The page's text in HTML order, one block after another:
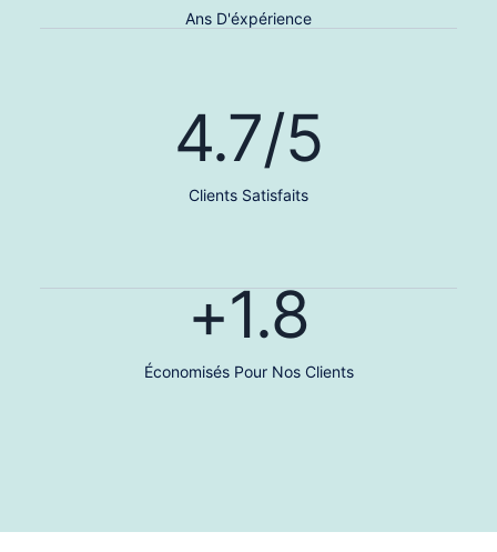
Ans D'éxpérience
Clients Satisfaits
4.7/5
Économisés Pour Nos Clients
+1.8